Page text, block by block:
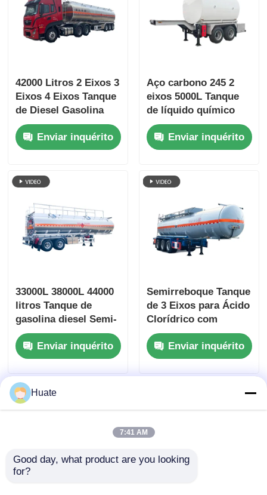
42000 Litros 2 Eixos 3
Eixos 4 Eixos Tanque
de Diesel Gasolina
Semirreboque Carga
Máxima Transporte
Enviar inquérito
Aço carbono 245 2
eixos 5000L Tanque
de líquido químico
Semi-reboque
Reboque de
transporte de
Enviar inquérito
33000L 38000L 44000
litros Tanque de
gasolina diesel Semi-
reboque
Armazenamento de
transporte de
capacidade múltipla
Enviar inquérito
Semirreboque Tanque
de 3 Eixos para Ácido
Clorídrico com
Revestimento de
Polietileno em Aço
Carbono para
Transporte de
Enviar inquérito
Huate
7:41 AM
Good day, what product are you looking
for?